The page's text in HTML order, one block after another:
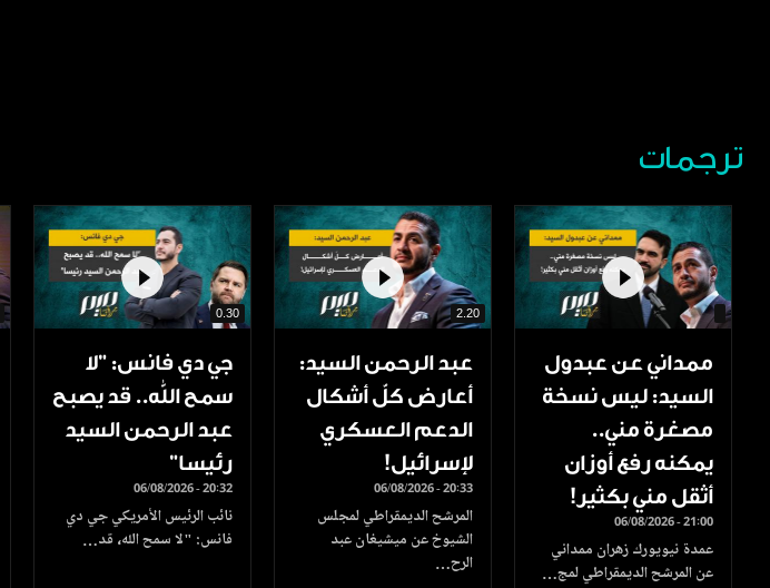
ترجمات
ممداني عن عبدول
السيد: ليس نسخة
مصغرة مني..
يمكنه رفع أوزان
أثقل مني بكثير!
06/08/2026 - 21:00
عمدة نيويورك زهران ممداني
عن المرشح الديمقراطي لمج…
2.20
عبد الرحمن السيد:
أعارض كلّ أشكال
الدعم العسكري
لإسرائيل!
06/08/2026 - 20:33
المرشح الديمقراطي لمجلس
الشيوخ عن ميشيغان عبد
الرح…
0.30
جي دي فانس: ”لا
سمح الله.. قد يصبح
عبد الرحمن السيد
رئيسا”
06/08/2026 - 20:32
نائب الرئيس الأمريكي جي دي
فانس: "لا سمح الله، قد…